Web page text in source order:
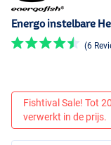
Energo instelbare
(6
Fishtival Sale! Tot
verwerkt in de prijs.